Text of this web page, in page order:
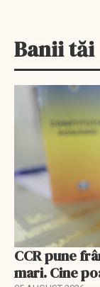
Banii tăi
CCR pune
mari. Cine